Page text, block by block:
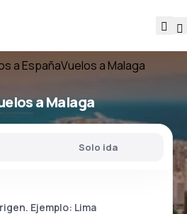
a EspañaVuelos a Malaga
a Malaga
Solo ida